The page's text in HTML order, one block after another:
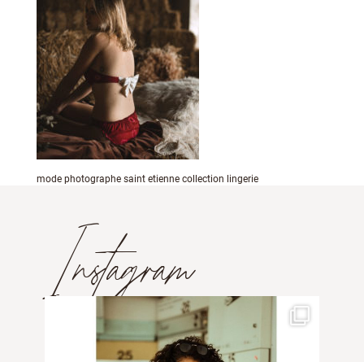
mode photographe saint etienne collection lingerie
Instagram